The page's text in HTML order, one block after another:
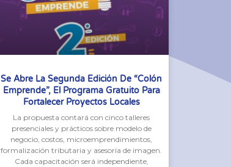
Se Abre La Segunda Edición De “Colón
Emprende”, El Programa Gratuito Para
Fortalecer Proyectos Locales
La propuesta contará con cinco talleres
presenciales y prácticos sobre modelo de
negocio, costos, microemprendimientos,
formalización tributaria y asesoría de imagen.
Cada capacitación será independiente,